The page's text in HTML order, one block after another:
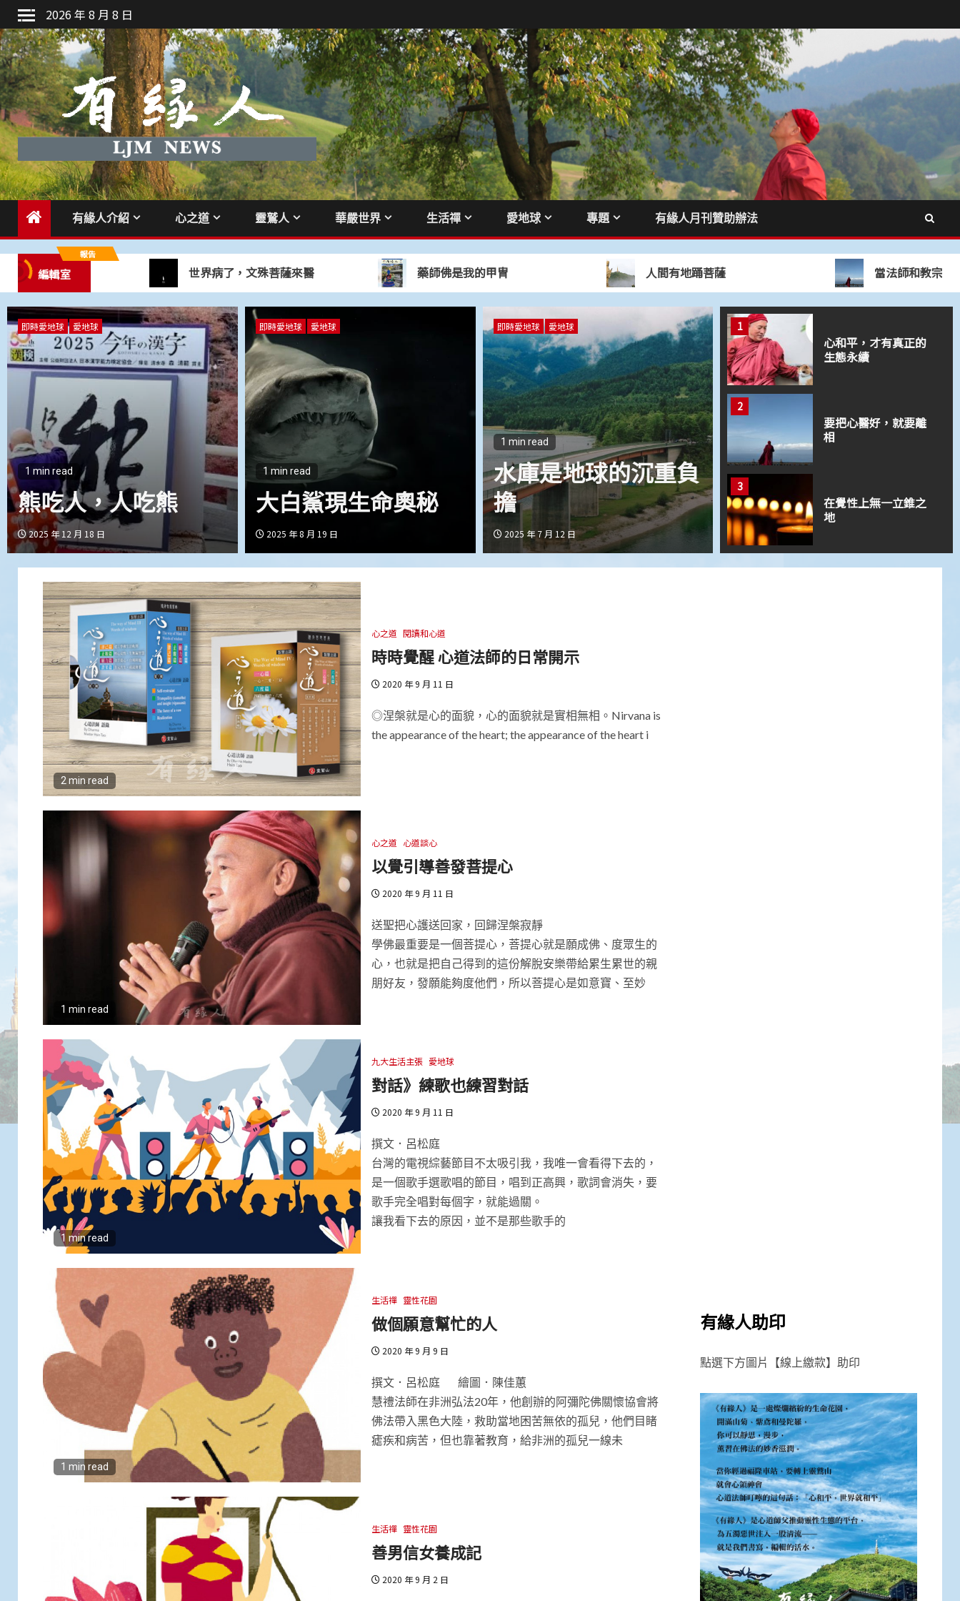
Skip
to
content
2026 年 8 月 8 日
有緣人介紹 心之道 靈鷲人 華嚴世界 生活禪 愛地球 專題 有緣人月刊贊助辦法
報告
編輯室
過去 世界病了，文殊菩薩來醫 藥師佛是我的甲冑 人間有地踊菩薩 當法師和教宗相遇
即時愛地球 愛地球
1 min read
水庫是地球的沉重負
擔
2025 年 7 月 12 日
即時愛地球 愛地球
1 min read
Everything is Water
2025 年 6 月 9 日
即時愛地球 愛地球
1 min read
百萬人種百萬樹
2025 年 5 月 8 日
即時愛地球 愛地球
熊吃人，人吃熊
2025 年 12 月 18 日
3
在覺性上無一立錐之
地
4
止惡行善的導航系統
心道法師：禪就是禪
1
心和平，才有真正的
生態永續
2
要把心醫好，就要離
相
3
在覺性上無一立錐之
地
4
2 min read
心之道 閱讀和心道
時時覺醒 心道法師的日常開示
2020 年 9 月 11 日
◎涅槃就是心的面貌，心的面貌就是實相無相。Nirvana is
the appearance of the heart; the appearance of the heart i
1 min read
心之道 心道談心
以覺引導善發菩提心
2020 年 9 月 11 日
送聖把心護送回家，回歸涅槃寂靜
學佛最重要是一個菩提心，菩提心就是願成佛、度眾生的
心，也就是把自己得到的這份解脫安樂帶給累生累世的親
朋好友，發願能夠度他們，所以菩提心是如意寶、至妙
1 min read
九大生活主張 愛地球
對話》練歌也練習對話
2020 年 9 月 11 日
撰文．呂松庭
台灣的電視綜藝節目不太吸引我，我唯一會看得下去的，
是一個歌手選歌唱的節目，唱到正高興，歌詞會消失，要
歌手完全唱對每個字，就能過關。
讓我看下去的原因，並不是那些歌手的
1 min read
生活禪 靈性花園
做個願意幫忙的人
2020 年 9 月 9 日
撰文．呂松庭 繪圖．陳佳蕙
慧禮法師在非洲弘法20年，他創辦的阿彌陀佛關懷協會將
佛法帶入黑色大陸，救助當地困苦無依的孤兒，他們目睹
瘧疾和病苦，但也靠著教育，給非洲的孤兒一線未
生活禪 靈性花園
善男信女養成記
2020 年 9 月 2 日
有緣人助印
點選下方圖片【線上繳款】助印